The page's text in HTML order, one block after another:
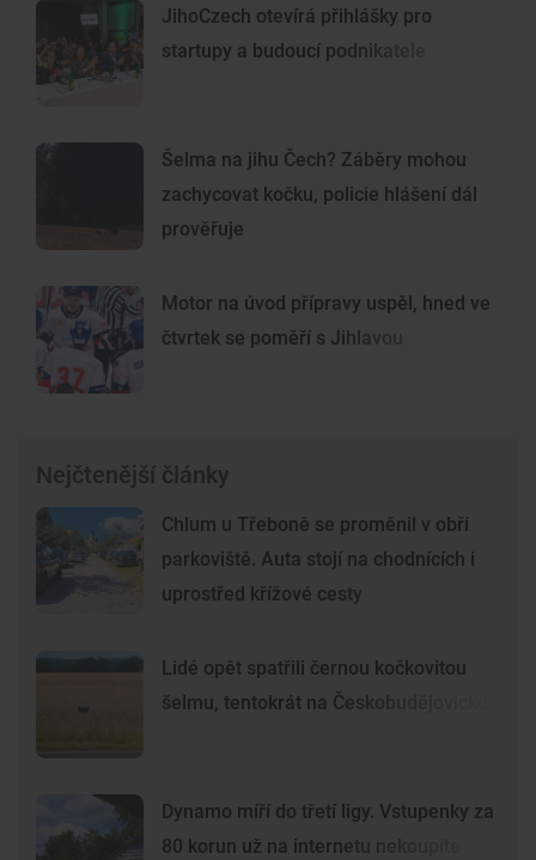
JihoCzech otevírá přihlášky pro
startupy a budoucí podnikatele
Šelma na jihu Čech? Záběry mohou
zachycovat kočku, policie hlášení dál
prověřuje
Motor na úvod přípravy uspěl, hned ve
čtvrtek se poměří s Jihlavou
Nejčtenější články
Chlum u Třeboně se proměnil v obří
parkoviště. Auta stojí na chodnících i
uprostřed křížové cesty
Lidé opět spatřili černou kočkovitou
šelmu, tentokrát na Českobudějovicku
Dynamo míří do třetí ligy. Vstupenky za
80 korun už na internetu nekoupíte